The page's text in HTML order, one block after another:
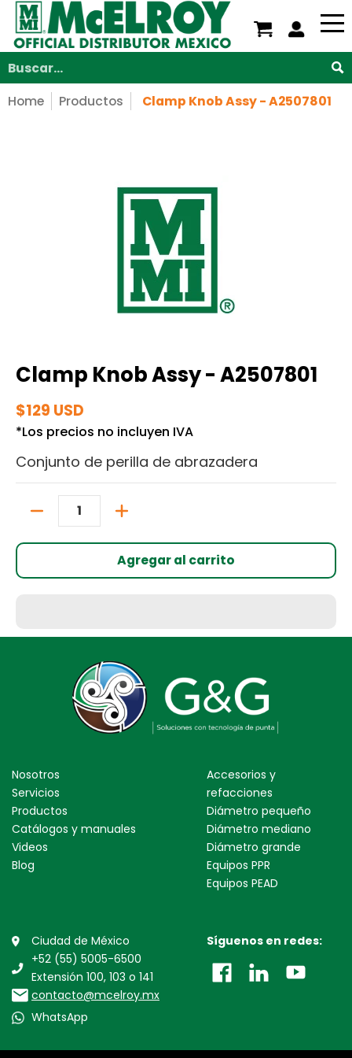
Saltar al contenido principal
Nosotros Servicios Productos Soporte
Buscar...
Home Productos Clamp Knob Assy - A2507801
Clamp Knob Assy - A2507801
$129 USD
*Los precios no incluyen IVA
Conjunto de perilla de abrazadera
Agregar al carrito
Nosotros
Servicios
Productos
Catálogos y manuales
Videos
Blog
Accesorios y
refacciones
Diámetro pequeño
Diámetro mediano
Diámetro grande
Equipos PPR
Equipos PEAD
Ciudad de México
+52 (55) 5005-6500
Extensión 100, 103 o 141
contacto@mcelroy.mx
WhatsApp
Síguenos en redes: